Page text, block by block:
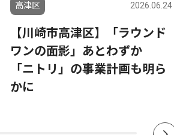
高津区 2026.06.24
【川崎市高津区】「ラウンド
ワンの面影」あとわずか
「ニトリ」の事業計画も明ら
かに